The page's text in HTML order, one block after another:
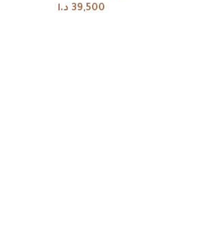
39,500 د.ا